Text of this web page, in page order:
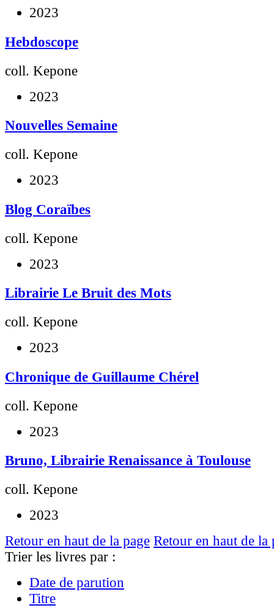
2023
Hebdoscope
coll. Kepone
2023
Nouvelles Semaine
coll. Kepone
2023
Blog Coraïbes
coll. Kepone
2023
Librairie Le Bruit des Mots
coll. Kepone
2023
Chronique de Guillaume Chérel
coll. Kepone
2023
Bruno, Librairie Renaissance à Toulouse
coll. Kepone
2023
Retour en haut de la page Retour en haut de la
Trier les livres par :
Date de parution
Titre